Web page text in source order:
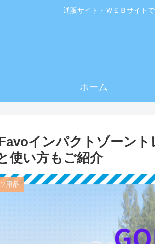
通販サイト・ＷＥＢサイト
ホーム
インパクトゾーント
使い方もご紹介
用品